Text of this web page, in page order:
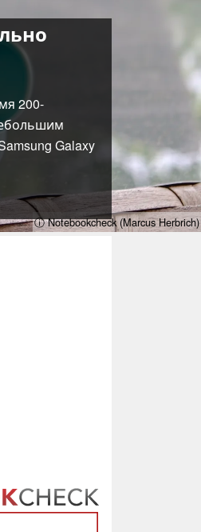
ⓘ Notebookcheck (Marcus Herbrich)
200-
Galaxy